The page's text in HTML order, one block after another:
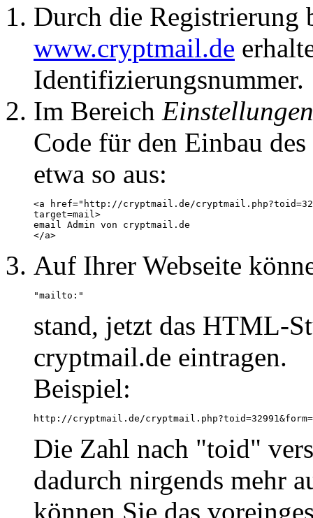
Durch die Registrierung
www.cryptmail.de
Identifizierungsnummer.
Im Bereich Einstellungen
Code für den Einbau
etwa so aus:
<a href="http://cryptmail.de/
target=mail>
email Admin von cryptmail.de
Auf Ihrer Webseite
"mailto: "
stand, jetzt das HTML-
cryptmail.de eintragen.
Beispiel:
http://cryptmail.de/
Die Zahl nach "toid"
dadurch nirgends mehr
können Sie das